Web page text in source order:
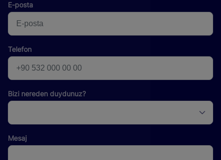
E-posta
Telefon
Bizi nereden duydunuz?
Mesaj